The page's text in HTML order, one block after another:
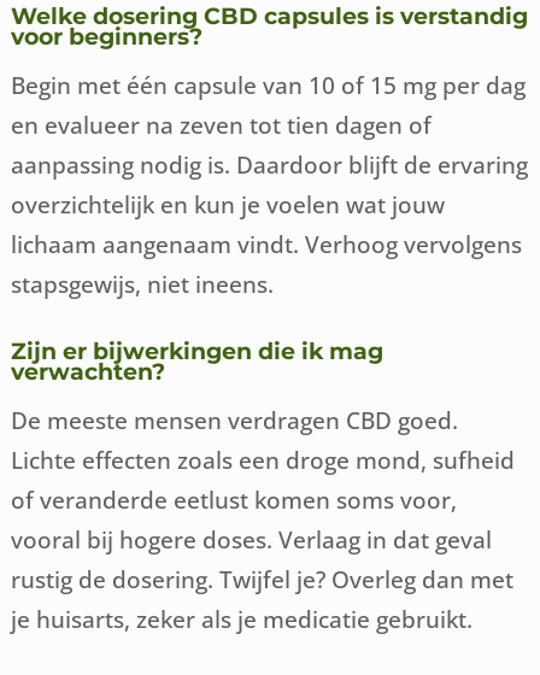
Welke dosering CBD capsules is verstandig
voor beginners?
Begin met één capsule van 10 of 15 mg per dag
en evalueer na zeven tot tien dagen of
aanpassing nodig is. Daardoor blijft de ervaring
overzichtelijk en kun je voelen wat jouw
lichaam aangenaam vindt. Verhoog vervolgens
stapsgewijs, niet ineens.
Zijn er bijwerkingen die ik mag
verwachten?
De meeste mensen verdragen CBD goed.
Lichte effecten zoals een droge mond, sufheid
of veranderde eetlust komen soms voor,
vooral bij hogere doses. Verlaag in dat geval
rustig de dosering. Twijfel je? Overleg dan met
je huisarts, zeker als je medicatie gebruikt.